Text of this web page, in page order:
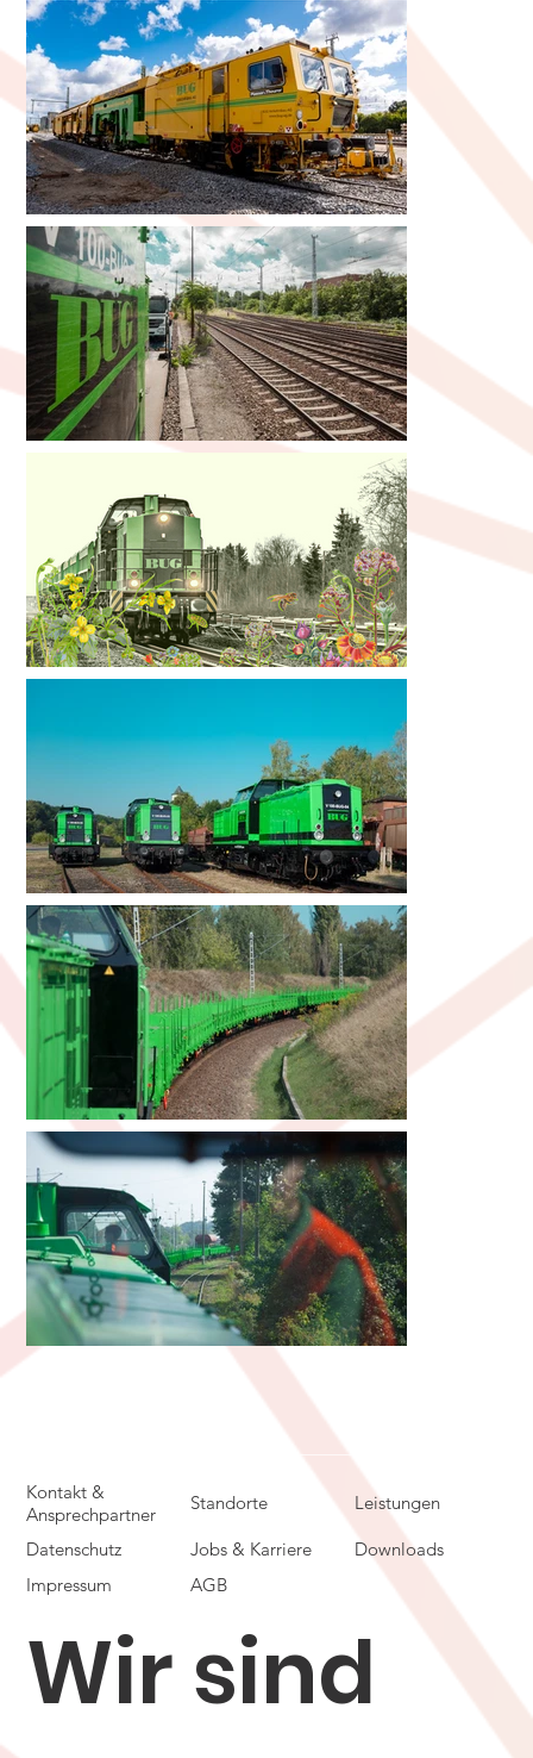
Wir sind
Kontakt &
Ansprechpartner
Standorte Leistungen
Jobs & Karriere
Datenschutz
Downloads
Impressum
AGB